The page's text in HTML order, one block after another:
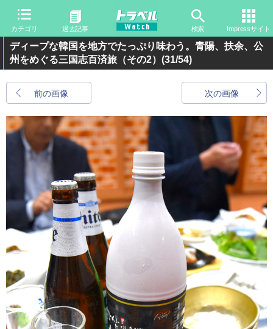
カテゴリ 過去記事 検索 Impressサイト
ディープな韓国を地方でたっぷり味わう。青陽、扶余、公
州をめぐる三国志百済旅（その2） (31/54)
前の画像 次の画像